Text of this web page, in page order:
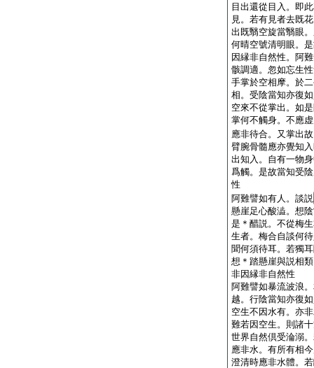
目出還從目入。即
見。若有見者去既
出既翳空旋當翳眼
何晴空號清明眼。
因縁非自然性。阿
骸調適。忽如忘生
手掌於空相摩。於
相。受陰當知亦復
空來不從掌出。如
掌何不觸身。不應
應非待合。又掌出
臂腕骨髓應亦覺知
出知入。自有一物
爲觸。是故當知受
性
阿難譬如有人。談説
懸崖足心酸澁。想
是＊醋説。不從梅
生者。梅合自談何
聞何須待耳。若獨
想＊踏懸崖與説相
非因縁非自然性
阿難譬如暴流波浪
越。行陰當知亦復
空生不因水有。亦
難若因空生。則諸
世界自然倶受淪溺
應非水。有所有相
澄清時應非水體。